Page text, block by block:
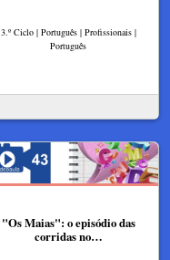
3.º Ciclo | Português | Profissionais |
Português
"Os Maias": o episódio das
corridas no…